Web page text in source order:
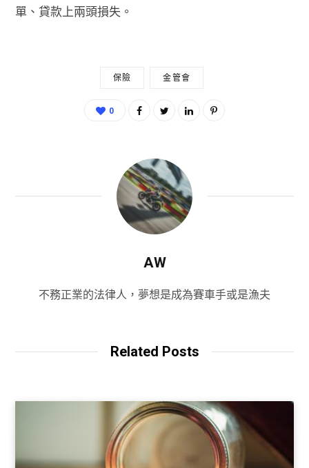
單、貸款上兩頭損失。
保險 金管會
0
AW
不務正業的法律人，夢想是成為賽車手或是漁夫
Related Posts